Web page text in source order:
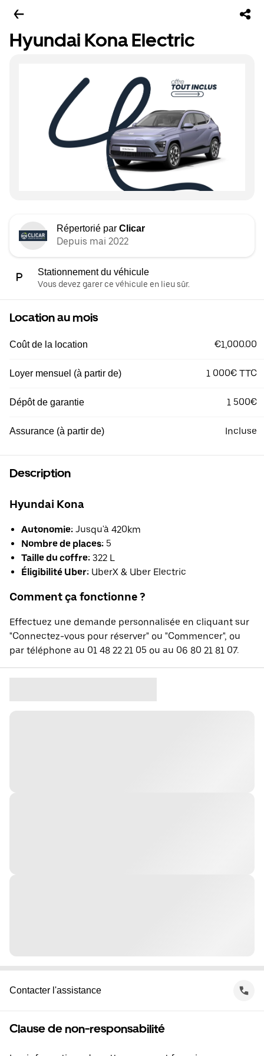
Hyundai Kona Electric
Répertorié par Clicar
Depuis mai 2022
Stationnement du véhicule
Vous devez garer ce véhicule en lieu sûr.
Location au mois
Coût de la location €1,000.00
Loyer mensuel (à partir de) 1 000€ TTC
Dépôt de garantie 1 500€
Assurance (à partir de) Incluse
Description
Hyundai Kona
Autonomie: Jusqu'à 420km
Nombre de places: 5
Taille du coffre: 322 L
Éligibilité Uber: UberX & Uber Electric
Comment ça fonctionne ?
Effectuez une demande personnalisée en cliquant sur
"Connectez-vous pour réserver" ou "Commencer", ou
par téléphone au 01 48 22 21 05 ou au 06 80 21 81 07.
Contacter l'assistance
Clause de non-responsabilité